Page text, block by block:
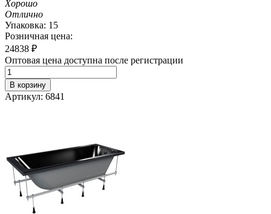
Хорошо
Отлично
Упаковка: 15
Розничная цена:
24838 ₽
Оптовая цена доступна после регистрации
В корзину
Артикул: 6841